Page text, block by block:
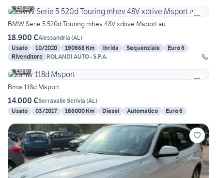
16
BMW Serie 5 520d Touring mhev 48V xdrive Msport au
18.900 €Alessandria (AL)
Usato
10/2020 190668 Km Ibrida Sequenziale
Euro 6
Rivenditore ROLANDI AUTO - S.P.A.
6
Bmw 118d Msport
14.000 €Serravalle Scrivia (AL)
Usato
03/2017 166000 Km Diesel Automatico Euro 6